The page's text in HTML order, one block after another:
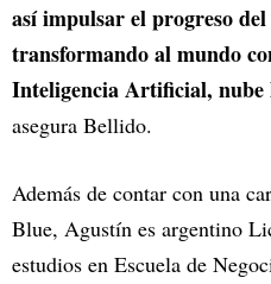
así impulsar el progreso
transformando al mundo
Inteligencia Artificial,
asegura Bellido.
Además de contar con una
Blue, Agustín es argentino
estudios en Escuela de